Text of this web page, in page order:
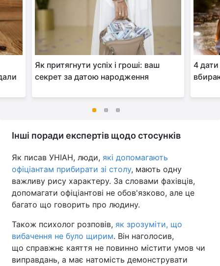
Як притягнути успіх і гроші: ваш
секрет за датою народження
4
Інші поради експертів щодо стосунків
Як писав УНІАН, люди, які допомагають
офіціантам прибирати зі столу, мають одну
важливу рису характеру. За словами фахівців,
допомагати офіціантові не обов'язково, але це
багато що говорить про людину.
Також психолог розповів, як зрозуміти, що
вибачення не було щирим. Він наголосив,
що справжнє каяття не повинно містити умов чи
виправдань, а має натомість демонструвати